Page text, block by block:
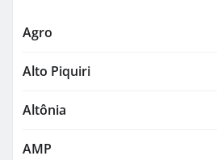
Agro
Alto Piquiri
Altônia
AMP